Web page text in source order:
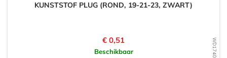
KUNSTSTOF PLUG (ROND, 19-21-23, ZWART)
Prijs
€ 0,51
Beschikbaar